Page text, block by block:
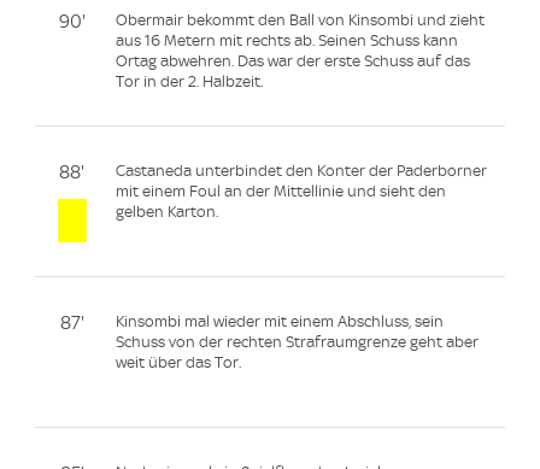
90'
Obermair bekommt den Ball von Kinsombi und zieht
aus 16 Metern mit rechts ab. Seinen Schuss kann
Ortag abwehren. Das war der erste Schuss auf das
Tor in der 2. Halbzeit.
88'
Castaneda unterbindet den Konter der Paderborner
mit einem Foul an der Mittellinie und sieht den
gelben Karton.
87'
Kinsombi mal wieder mit einem Abschluss, sein
Schuss von der rechten Strafraumgrenze geht aber
weit über das Tor.